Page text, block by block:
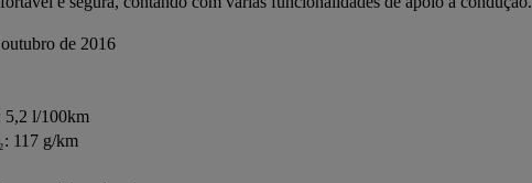
de 2016
5,2 l/100km
117 g/km